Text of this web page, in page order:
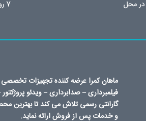
ماهان کمرا عرضه کننده تجهیزات تخصصی
فیلمبرداری – صدابرداری – ویدئو
گارانتی رسمی تلاش می کند تا بهترین
و خدمات پس از فروش ارائه نماید.